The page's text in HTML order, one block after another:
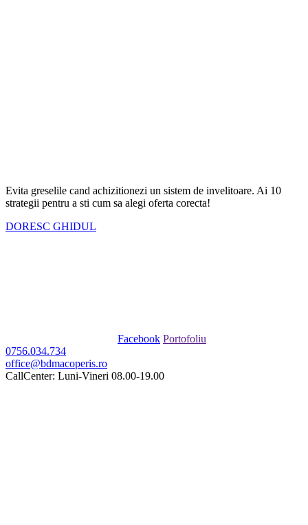
Evita greselile cand achizitionezi un sistem de invelitoare. Ai 10
strategii pentru a sti cum sa alegi oferta corecta!
DORESC GHIDUL
Facebook Portofoliu
0756.034.734
office@bdmacoperis.ro
CallCenter: Luni-Vineri 08.00-19.00